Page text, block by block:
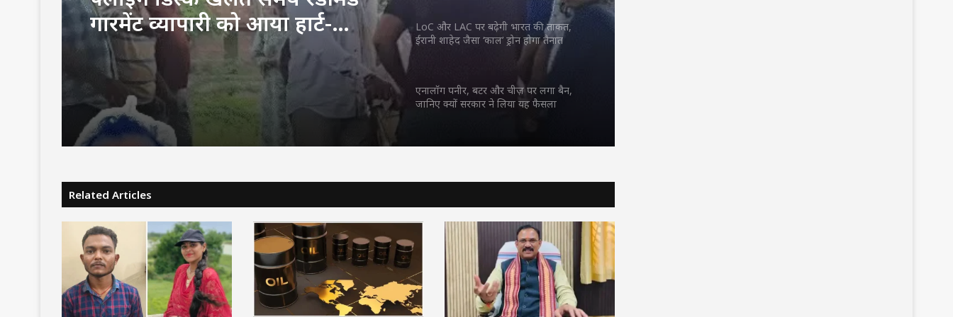
गारमेंट व्यापारी को आया हार्ट-
अटैक:अस्पताल ले जाने पर डॉक्टरों ने
मृत घोषित किया, बेटी ने दी मुखाग्नि
LoC और LAC पर बढ़ेगी भारत की ताकत,
ईरानी शाहेद जैसा ‘काल’ ड्रोन होगा तैनात
एनालॉग पनीर, बटर और चीज़ पर लगा बैन,
जानिए क्यों सरकार ने लिया यह फैसला
सियासत तेज, अखिलेश यादव ने सरकार पर साधा
फ्लाइंग डिस्क खेलते समय रेडीमेड गारमेंट
व्यापारी को आया हार्ट-अटैक:अस्पताल ले जाने
पर डॉक्टरों ने मृत घोषित किया, बेटी ने दी
Related Articles